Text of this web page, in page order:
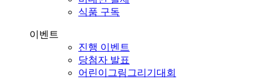
식품 구독
이벤트
진행 이벤트
당첨자 발표
어린이그림그리기대회